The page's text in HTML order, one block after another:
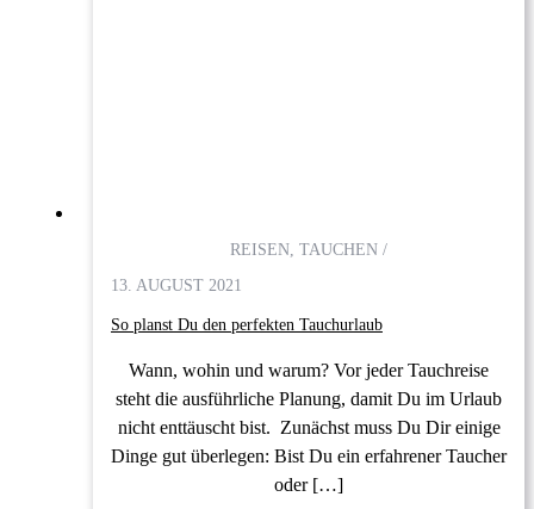
REISEN, TAUCHEN /
13. AUGUST 2021
So planst Du den perfekten Tauchurlaub
Wann, wohin und warum? Vor jeder Tauchreise
steht die ausführliche Planung, damit Du im Urlaub
nicht enttäuscht bist. Zunächst muss Du Dir einige
Dinge gut überlegen: Bist Du ein erfahrener Taucher
oder […]